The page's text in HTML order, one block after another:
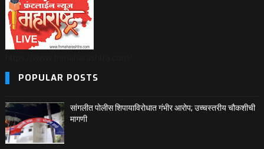
POPULAR POSTS
सांगलीत पोलीस शिपायाविरोधात गंभीर आरोप; उच्चस्तरीय चौकशीची
मागणी